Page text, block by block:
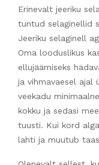
Erinevalt jeeriku
tuntud selaginellid
Jeeriku selaginell
Oma looduslikus
ellujäämiseks
ja vihmavaesel ajal
veekadu
kokku ja sedasi
tuusti. Kui kord
lahti ja muutub